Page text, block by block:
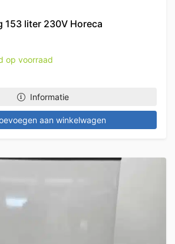
153 liter 230V Horeca
op voorraad
Informatie
aan winkelwagen